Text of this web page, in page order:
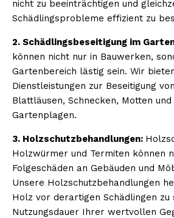
nicht zu beeinträchtigen und
Schädlingsprobleme effizient zu
2. Schädlingsbeseitigung im
können nicht nur in Bauwerken,
Gartenbereich lästig sein. Wir
Dienstleistungen zur Beseitigung
Blattläusen, Schnecken, Motten
Gartenplagen.
3. Holzschutzbehandlungen:
Holzwürmer und Termiten können
Folgeschäden an Gebäuden und
Unsere Holzschutzbehandlungen
Holz vor derartigen Schädlingen zu
Nutzungsdauer Ihrer wertvollen